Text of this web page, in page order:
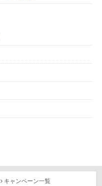
キャンペーン一覧